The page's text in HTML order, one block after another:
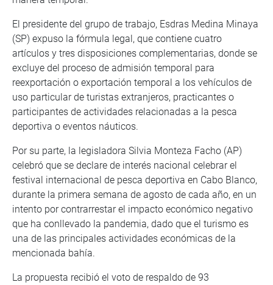
El presidente del grupo de trabajo, Esdras Medina Minaya
(SP) expuso la fórmula legal, que contiene cuatro
artículos y tres disposiciones complementarias, donde se
excluye del proceso de admisión temporal para
reexportación o exportación temporal a los vehículos de
uso particular de turistas extranjeros, practicantes o
participantes de actividades relacionadas a la pesca
deportiva o eventos náuticos.
Por su parte, la legisladora Silvia Monteza Facho (AP)
celebró que se declare de interés nacional celebrar el
festival internacional de pesca deportiva en Cabo Blanco,
durante la primera semana de agosto de cada año, en un
intento por contrarrestar el impacto económico negativo
que ha conllevado la pandemia, dado que el turismo es
una de las principales actividades económicas de la
mencionada bahía.
La propuesta recibió el voto de respaldo de 93